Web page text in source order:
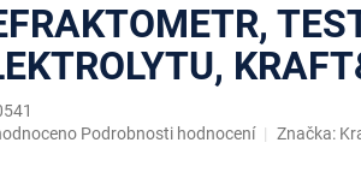
Podrobnosti hodnocení Značka: